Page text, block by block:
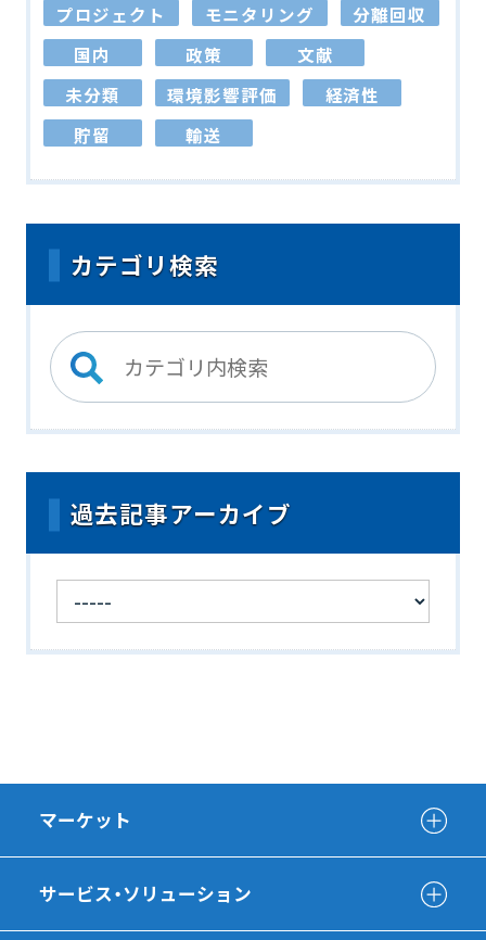
プロジェクト
モニタリング
分離回収
国内
政策
文献
未分類
環境影響評価
経済性
貯留
輸送
カテゴリ検索
過去記事アーカイブ
マーケット
サービス・ソリューション